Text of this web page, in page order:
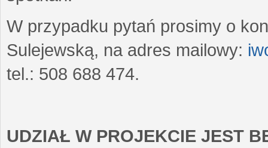
W przypadku pytań prosimy o
Sulejewską, na adres mailowy:
tel.: 508 688 474.
UDZIAŁ W PROJEKCIE JEST